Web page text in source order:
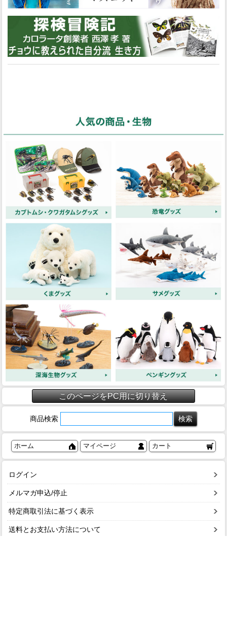
このページをPC用に切り替え
商品検索
ホーム マイページ カート
ログイン
メルマガ申込/停止
特定商取引法に基づく表示
送料とお支払い方法について